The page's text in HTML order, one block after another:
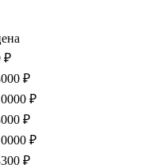
₽
₽
₽
₽
₽
₽